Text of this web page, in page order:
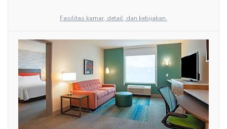
Fasilitas kamar, detail, dan kebijakan.